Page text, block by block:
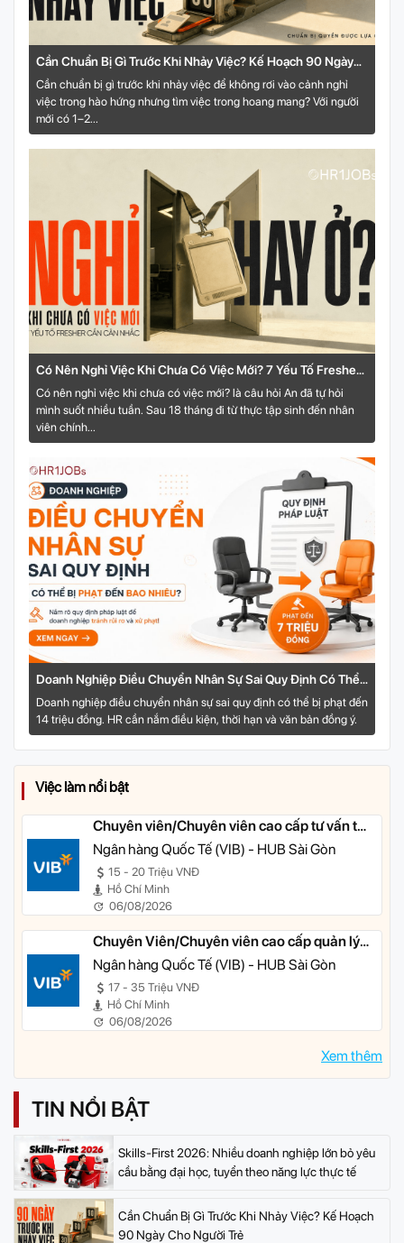
Cần Chuẩn Bị Gì Trước Khi Nhảy Việc? Kế Hoạch 90 Ngày
Cho Người Trẻ
Cần chuẩn bị gì trước khi nhảy việc để không rơi vào cảnh nghỉ
việc trong hào hứng nhưng tìm việc trong hoang mang? Với người
mới có 1–2...
Có Nên Nghỉ Việc Khi Chưa Có Việc Mới? 7 Yếu Tố Fresher
Cần Cân Nhắc
Có nên nghỉ việc khi chưa có việc mới? là câu hỏi An đã tự hỏi
mình suốt nhiều tuần. Sau 18 tháng đi từ thực tập sinh đến nhân
viên chính...
Doanh Nghiệp Điều Chuyển Nhân Sự Sai Quy Định Có Thể
Bị Phạt Đến Bao Nhiêu?
Doanh nghiệp điều chuyển nhân sự sai quy định có thể bị phạt đến
14 triệu đồng. HR cần nắm điều kiện, thời hạn và văn bản đồng ý.
Việc làm nổi bật
Chuyên viên/Chuyên viên cao cấp tư vấn tài
chính cá nhân
Ngân hàng Quốc Tế (VIB) - HUB Sài Gòn
15 - 20 Triệu VNĐ
Hồ Chí Minh
06/08/2026
Chuyên Viên/Chuyên viên cao cấp quản lý
khách hàng ưu tiên
Ngân hàng Quốc Tế (VIB) - HUB Sài Gòn
17 - 35 Triệu VNĐ
Hồ Chí Minh
06/08/2026
Xem thêm
TIN NỔI BẬT
Skills-First 2026: Nhiều doanh nghiệp lớn bỏ yêu
cầu bằng đại học, tuyển theo năng lực thực tế
Cần Chuẩn Bị Gì Trước Khi Nhảy Việc? Kế Hoạch
90 Ngày Cho Người Trẻ